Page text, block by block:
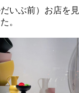
いぶ前）お店を
。